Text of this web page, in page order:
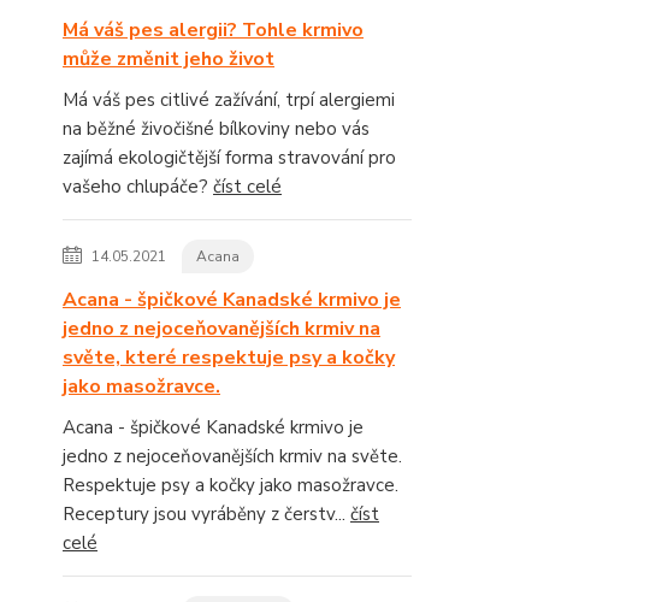
Má váš pes alergii? Tohle krmivo
může změnit jeho život
Má váš pes citlivé zažívání, trpí alergiemi
na běžné živočišné bílkoviny nebo vás
zajímá ekologičtější forma stravování pro
vašeho chlupáče? číst celé
14.05.2021 Acana
Acana - špičkové Kanadské krmivo je
jedno z nejoceňovanějších krmiv na
světe, které respektuje psy a kočky
jako masožravce.
Acana - špičkové Kanadské krmivo je
jedno z nejoceňovanějších krmiv na světe.
Respektuje psy a kočky jako masožravce.
Receptury jsou vyráběny z čerstv... číst
celé